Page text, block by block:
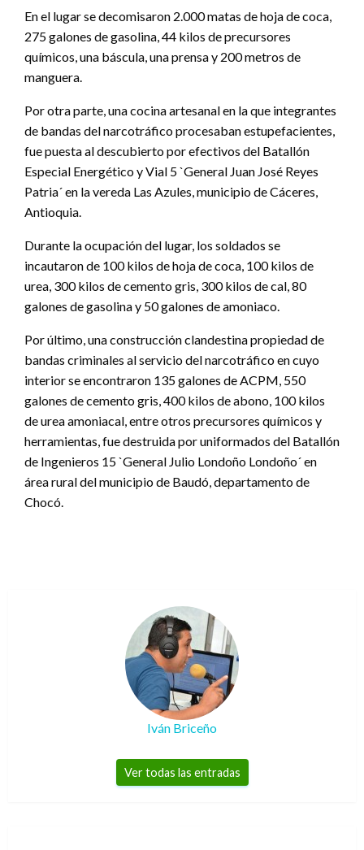
En el lugar se decomisaron 2.000 matas de hoja de coca,
275 galones de gasolina, 44 kilos de precursores
químicos, una báscula, una prensa y 200 metros de
manguera.
Por otra parte, una cocina artesanal en la que integrantes
de bandas del narcotráfico procesaban estupefacientes,
fue puesta al descubierto por efectivos del Batallón
Especial Energético y Vial 5 `General Juan José Reyes
Patria´ en la vereda Las Azules, municipio de Cáceres,
Antioquia.
Durante la ocupación del lugar, los soldados se
incautaron de 100 kilos de hoja de coca, 100 kilos de
urea, 300 kilos de cemento gris, 300 kilos de cal, 80
galones de gasolina y 50 galones de amoniaco.
Por último, una construcción clandestina propiedad de
bandas criminales al servicio del narcotráfico en cuyo
interior se encontraron 135 galones de ACPM, 550
galones de cemento gris, 400 kilos de abono, 100 kilos
de urea amoniacal, entre otros precursores químicos y
herramientas, fue destruida por uniformados del Batallón
de Ingenieros 15 `General Julio Londoño Londoño´ en
área rural del municipio de Baudó, departamento de
Chocó.
Iván Briceño
Ver todas las entradas